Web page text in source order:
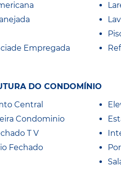
Empregada
DO CONDOMÍNIO
Central
Condominio
T V
Fechado